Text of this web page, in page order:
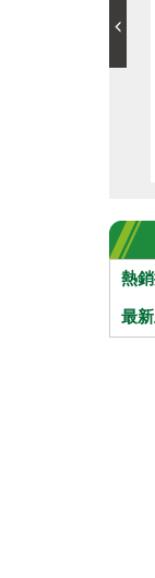
熱
最